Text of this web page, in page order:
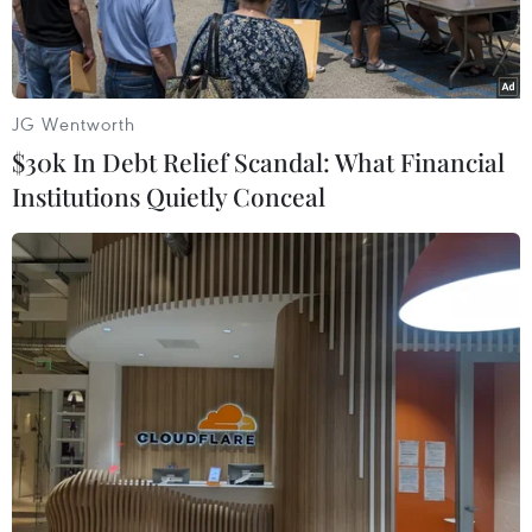
Binh sỹ Mỹ và Philippines tham gia tập trận
chung. (Nguồn: Reuters)
Ngày 11/11, Bộ Ngoại giao Philippines cho biết
nước này đã một lần nữa đình chỉ quyết định
hủy Thỏa thuận Thăm viếng Quân sự (VFA) với
Mỹ. Đây là lần thứ hai quyết định này bị hoãn
JG Wentworth
$30k In Debt Relief Scandal: What Financial
Institutions Quietly Conceal